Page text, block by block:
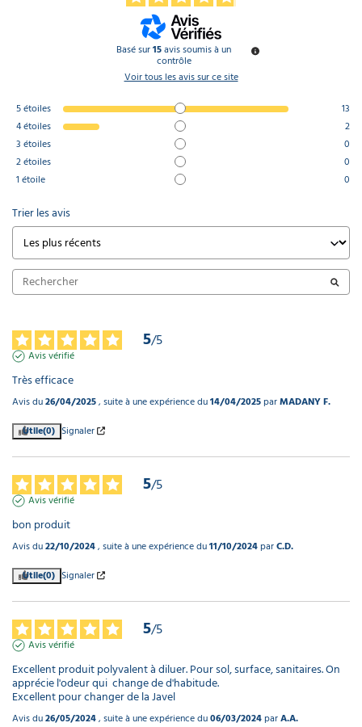
Basé sur15avis soumis à un
contrôle
Voir tous les avis sur ce site
5étoiles
13
4étoiles
2
3 étoiles
0
2étoiles
0
1 étoile 0
Trier les avis
5/5
Avis vérifié
Très efficace
Avis du26/04/2025, suite à une expérience du14/04/2025parMADANY F.
Utile(0) Signaler
5/5
Avis vérifié
bon produit
Avis du22/10/2024, suite à une expérience du11/10/2024parC.D.
Utile(0) Signaler
5/5
Avis vérifié
Excellent produit polyvalent à diluer. Pour sol, surface, sanitaires. On
apprécie l'odeur qui  change de d'habitude.
Excellent pour changer de la Javel
Avis du26/05/2024, suite à une expérience du06/03/2024parA.A.